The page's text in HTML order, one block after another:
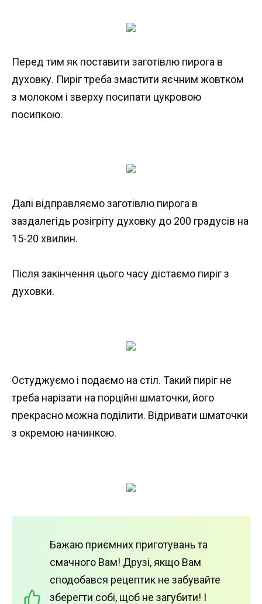
Перед тим як поставити заготівлю пирога в
духовку. Пиріг треба змастити яєчним жовтком
з молоком і зверху посипати цукровою
посипкою.
Далі відправляємо заготівлю пирога в
заздалегідь розігріту духовку до 200 градусів на
15-20 хвилин.
Після закінчення цього часу дістаємо пиріг з
духовки.
Остуджуємо і подаємо на стіл. Такий пиріг не
треба нарізати на порційні шматочки, його
прекрасно можна поділити. Відривати шматочки
з окремою начинкою.
Бажаю приємних приготувань та
смачного Вам! Друзі, якщо Вам
сподобався рецептик не забувайте
зберегти собі, щоб не загубити! І